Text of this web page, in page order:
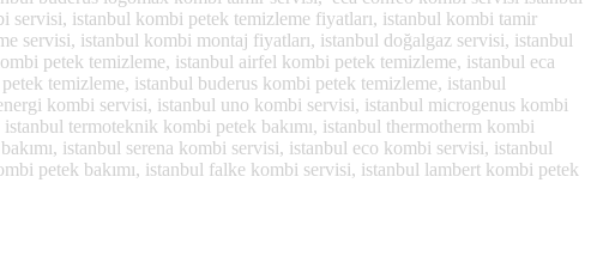
istanbul kombi petek temizleme fiyatları, istanbul kombi tamir
servisi, istanbul kombi montaj fiyatları, istanbul doğalgaz servisi, istanbul
petek temizleme, istanbul airfel kombi petek temizleme, istanbul eca
temizleme, istanbul buderus kombi petek temizleme, istanbul
kombi servisi, istanbul uno kombi servisi, istanbul microgenus kombi
termoteknik kombi petek bakımı, istanbul thermotherm kombi
istanbul serena kombi servisi, istanbul eco kombi servisi, istanbul
petek bakımı, istanbul falke kombi servisi, istanbul lambert kombi petek